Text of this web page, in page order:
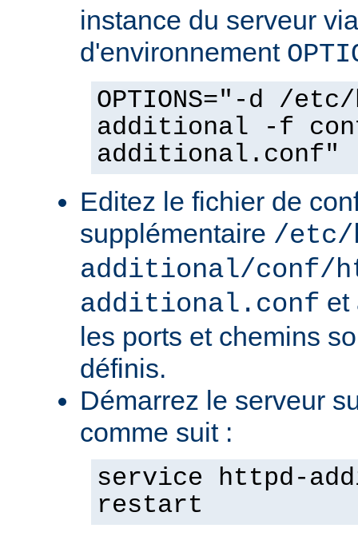
instance du serveur
d'environnement
OPTIONS="-d /
additional -f
additional.conf"
Editez le fichier de
supplémentaire /etc/
additional/conf/
additional.conf et
les ports et chemins
définis.
Démarrez le serveur
comme suit :
service httpd-
restart